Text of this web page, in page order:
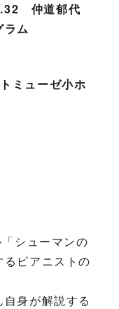
仲道郁代
ラム
ミューゼ小ホ
シューマンの
ピアニストの
身が解説する